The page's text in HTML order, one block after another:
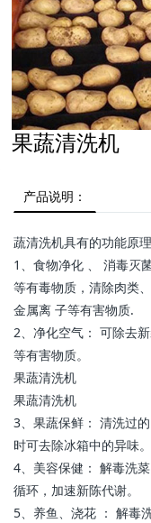
果蔬清洗机
产品说明：
蔬清洗机具有的功能原理
1、食物净化 、 消毒灭
等有毒物质，清除肉类
金属离 子等有害物质.
2、净化空气： 可除去
等有害物质。
果蔬清洗机
果蔬清洗机
3、果蔬保鲜： 清洗过
时可去除冰箱中的异味。
4、美容保健： 解毒洗
循环，加速新陈代谢。
5、养鱼、浇花 ： 解毒